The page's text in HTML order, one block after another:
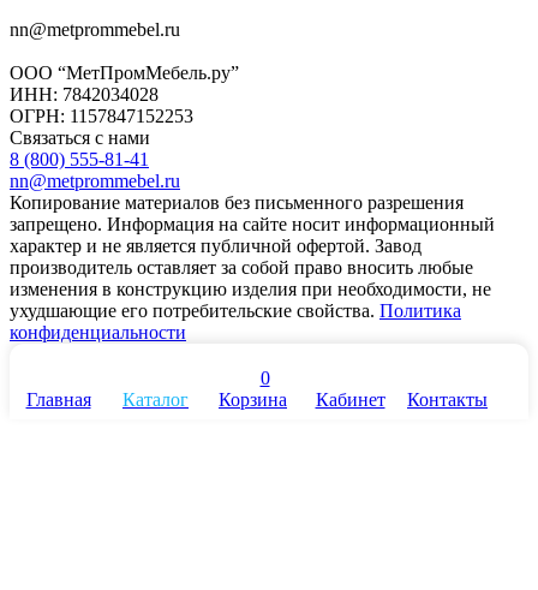
nn@metprommebel.ru
ООО “МетПромМебель.ру”
ИНН: 7842034028
ОГРН: 1157847152253
Связаться с нами
8 (800) 555-81-41
nn@metprommebel.ru
Копирование материалов без письменного разрешения
запрещено. Информация на сайте носит информационный
характер и не является публичной офертой. Завод
производитель оставляет за собой право вносить любые
изменения в конструкцию изделия при необходимости, не
ухудшающие его потребительские свойства. Политика
конфиденциальности
Главная Каталог
0
Корзина
Кабинет Контакты